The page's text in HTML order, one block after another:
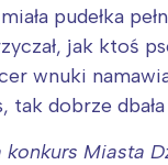
pudełka
jak ktoś
wnuki
tak dobrze dbała
konkurs Miasta